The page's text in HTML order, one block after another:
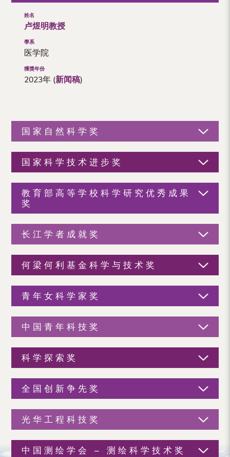
（内
区）
卢煜明教授
医学院
2023年 (新闻稿)
国家自然科学奖
国家科学技术进步奖
教育部高等学校科学研究优秀成果
奖
长江学者成就奖
何梁何利基金科学与技术奖
青年女科学家奖
中国青年科技奖
科学探索奖
全国创新争先奖
光华工程科技奖
中国测绘学会 – 测绘科学技术奖